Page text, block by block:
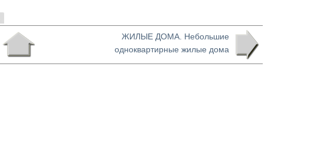
ЖИЛЫЕ ДОМА. Небольшие
одноквартирные жилые дома